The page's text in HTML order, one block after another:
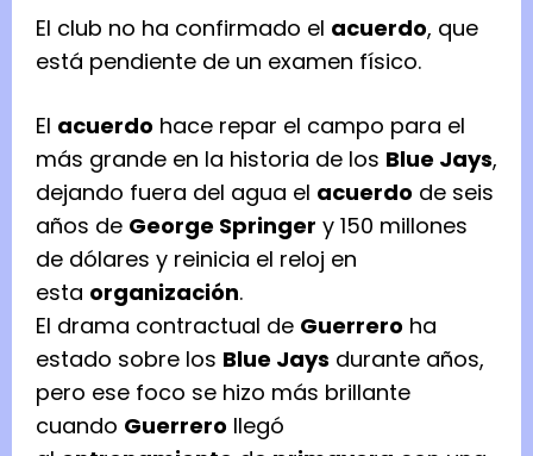
El club no ha confirmado el acuerdo, que
está pendiente de un examen físico.
El acuerdo hace repar el campo para el
más grande en la historia de los Blue Jays,
dejando fuera del agua el acuerdo de seis
años de George Springer y 150 millones
de dólares y reinicia el reloj en
esta organización.
El drama contractual de Guerrero ha
estado sobre los Blue Jays durante años,
pero ese foco se hizo más brillante
cuando Guerrero llegó